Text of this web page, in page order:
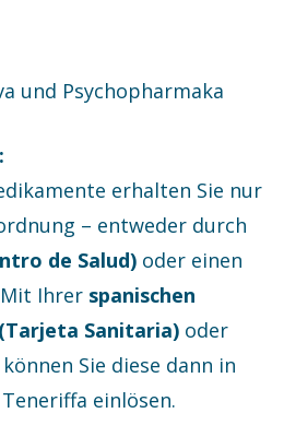
und Psychopharmaka
erhalten Sie nur
– entweder durch
de Salud) oder einen
Ihrer spanischen
Sanitaria) oder
Sie diese dann in
einlösen.